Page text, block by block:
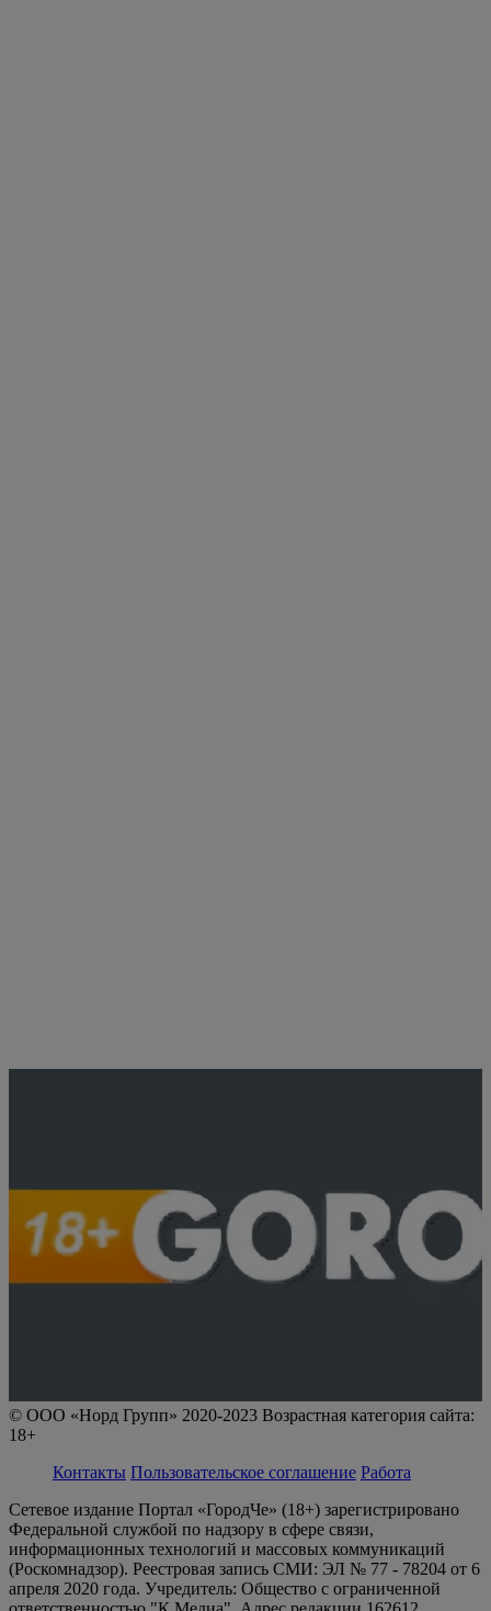
© ООО «Норд Групп» 2020-2023 Возрастная категория сайта:
18+
Контакты Пользовательское соглашение Работа
Сетевое издание Портал «ГородЧе» (18+) зарегистрировано
Федеральной службой по надзору в сфере связи,
информационных технологий и массовых коммуникаций
(Роскомнадзор). Реестровая запись СМИ: ЭЛ № 77 - 78204 от 6
апреля 2020 года. Учредитель: Общество с ограниченной